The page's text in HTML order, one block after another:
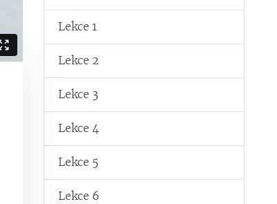
Lekce 1
Lekce 2
Lekce 3
Lekce 4
Lekce 5
Lekce 6